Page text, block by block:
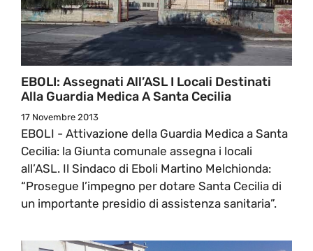
EBOLI: Assegnati All’ASL I Locali Destinati
Alla Guardia Medica A Santa Cecilia
17 Novembre 2013
EBOLI - Attivazione della Guardia Medica a Santa
Cecilia: la Giunta comunale assegna i locali
all’ASL. Il Sindaco di Eboli Martino Melchionda:
“Prosegue l’impegno per dotare Santa Cecilia di
un importante presidio di assistenza sanitaria”.